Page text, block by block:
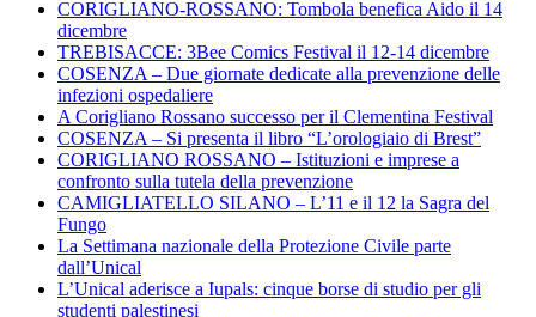
CORIGLIANO-ROSSANO: Tombola benefica Aido il 14
dicembre
TREBISACCE: 3Bee Comics Festival il 12-14 dicembre
COSENZA – Due giornate dedicate alla prevenzione delle
infezioni ospedaliere
A Corigliano Rossano successo per il Clementina Festival
COSENZA – Si presenta il libro “L’orologiaio di Brest”
CORIGLIANO ROSSANO – Istituzioni e imprese a
confronto sulla tutela della prevenzione
CAMIGLIATELLO SILANO – L’11 e il 12 la Sagra del
Fungo
La Settimana nazionale della Protezione Civile parte
dall’Unical
L’Unical aderisce a Iupals: cinque borse di studio per gli
studenti palestinesi